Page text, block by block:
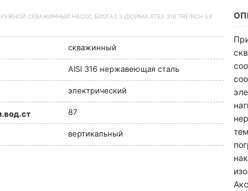
СКВАЖИННЫЙ НАСОС БИОГАЗ 3 ДЮЙМА ATEX 316 TREINCH EX
скважинный
AISI 316 нержавеющая сталь
электрический
87
вертикальный